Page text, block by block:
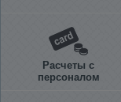
Расчеты с
персоналом